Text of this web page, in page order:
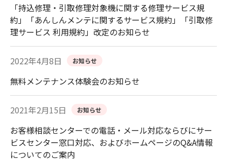
「持込修理・引取修理対象機に関する修理サービス規
約」「あんしんメンテに関するサービス規約」「引取修
理サービス 利用規約」改定のお知らせ
2022年4月8日 お知らせ
無料メンテナンス体験会のお知らせ
2021年2月15日 お知らせ
お客様相談センターでの電話・メール対応ならびにサー
ビスセンター窓口対応、およびホームページのQ&A情報
についてのご案内